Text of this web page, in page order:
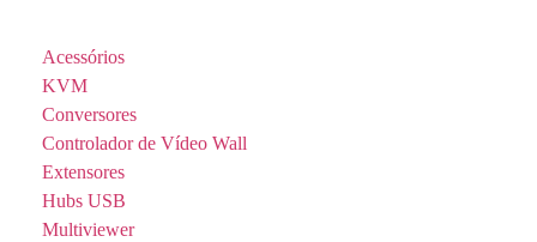
Acessórios
KVM
Conversores
Controlador de Vídeo Wall
Extensores
Hubs USB
Multiviewer